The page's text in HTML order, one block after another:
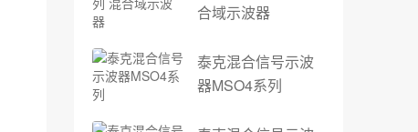
合域示波器
泰克混合信号示波
器MSO4系列